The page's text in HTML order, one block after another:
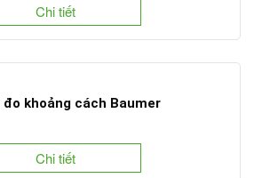
Chi tiết
khoảng cách Baumer
Chi tiết